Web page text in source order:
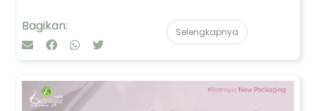
Bagikan: Selengkapnya